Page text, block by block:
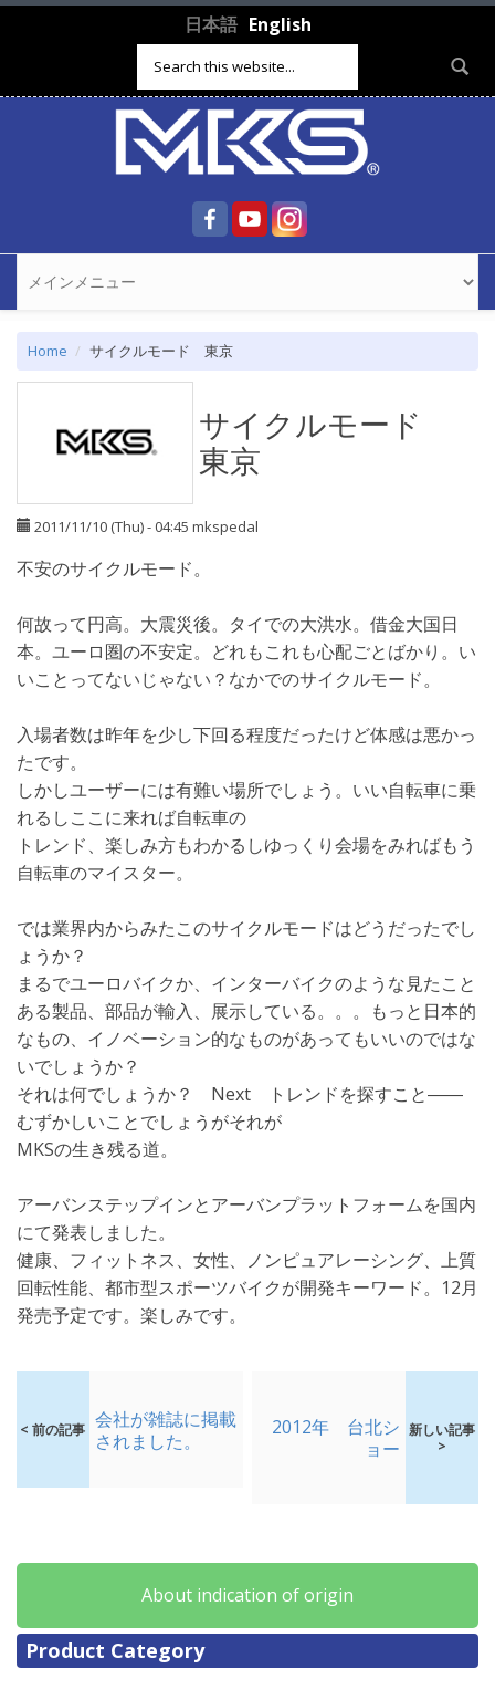
Skip to main content 日本語 English
Search form
Home サイクルモード 東京
サイクルモード
東京
2011/11/10 (Thu) - 04:45 mkspedal
不安のサイクルモード。
何故って円高。大震災後。タイでの大洪水。借金大国日
本。ユーロ圏の不安定。どれもこれも心配ごとばかり。い
いことってないじゃない？なかでのサイクルモード。
入場者数は昨年を少し下回る程度だったけど体感は悪かっ
たです。
しかしユーザーには有難い場所でしょう。いい自転車に乗
れるしここに来れば自転車の
トレンド、楽しみ方もわかるしゆっくり会場をみればもう
自転車のマイスター。
では業界内からみたこのサイクルモードはどうだったでし
ょうか？
まるでユーロバイクか、インターバイクのような見たこと
ある製品、部品が輸入、展示している。。。もっと日本的
なもの、イノベーション的なものがあってもいいのではな
いでしょうか？
それは何でしょうか？ Next トレンドを探すこと――
むずかしいことでしょうがそれが
MKSの生き残る道。
アーバンステップインとアーバンプラットフォームを国内
にて発表しました。
健康、フィットネス、女性、ノンピュアレーシング、上質
回転性能、都市型スポーツバイクが開発キーワード。12月
発売予定です。楽しみです。
< 前の記事 会社が雑誌に掲載
されました。
2012年 台北シ
ョー
新しい記事
>
About indication of origin
Product Category